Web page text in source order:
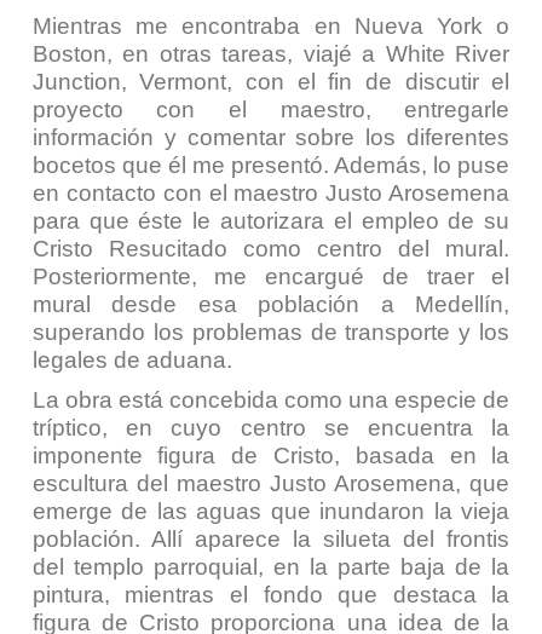
Mientras me encontraba en Nueva York o
Boston, en otras tareas, viajé a White River
Junction, Vermont, con el fin de discutir el
proyecto con el maestro, entregarle
información y comentar sobre los diferentes
bocetos que él me presentó. Además, lo puse
en contacto con el maestro Justo Arosemena
para que éste le autorizara el empleo de su
Cristo Resucitado como centro del mural.
Posteriormente, me encargué de traer el
mural desde esa población a Medellín,
superando los problemas de transporte y los
legales de aduana.
La obra está concebida como una especie de
tríptico, en cuyo centro se encuentra la
imponente figura de Cristo, basada en la
escultura del maestro Justo Arosemena, que
emerge de las aguas que inundaron la vieja
población. Allí aparece la silueta del frontis
del templo parroquial, en la parte baja de la
pintura, mientras el fondo que destaca la
figura de Cristo proporciona una idea de la